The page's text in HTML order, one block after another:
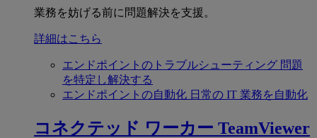
業務を妨げる前に問題解決を支援。
詳細はこちら
エンドポイントのトラブルシューティング 問題
を特定し解決する
エンドポイントの自動化 日常の IT 業務を自動化
コネクテッド ワーカー TeamViewer